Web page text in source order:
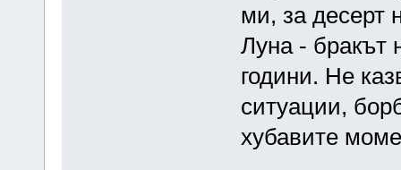
ми, за десерт
Луна - бракът
години. Не
ситуации,
хубавите